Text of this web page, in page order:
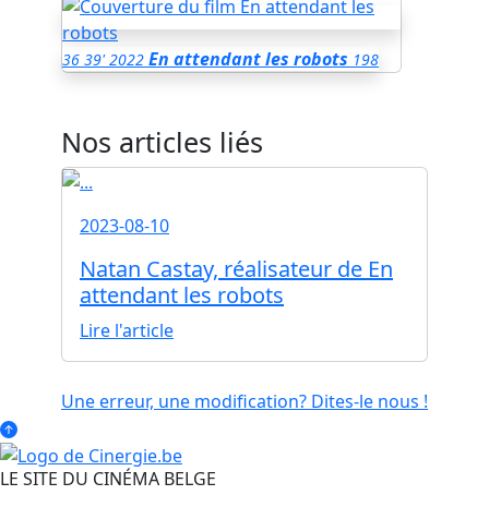
36 39' 2022 En attendant les robots 198
Nos articles liés
2023-08-10
Natan Castay, réalisateur de En
attendant les robots
Lire l'article
Une erreur, une modification? Dites-le nous !
LE SITE DU CINÉMA BELGE